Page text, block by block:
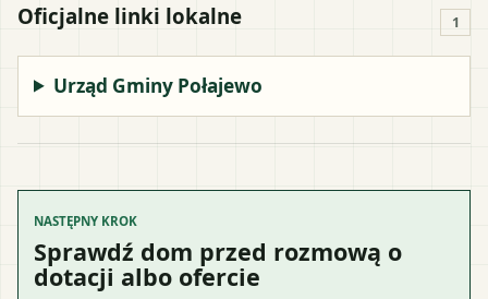
Oficjalne linki lokalne 1
Urząd Gminy Połajewo
NASTĘPNY KROK
Sprawdź dom przed rozmową o
dotacji albo ofercie